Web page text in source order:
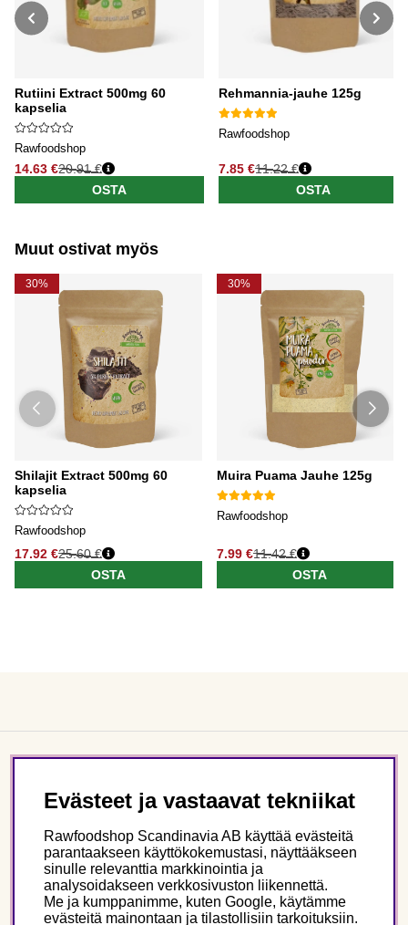
Rutiini Extract 500mg 60
kapselia
Rawfoodshop
14.63 €
Normaali hinta
20.91 €
OSTA
Rehmannia-jauhe 125g
Rawfoodshop
7.85 €
Normaali hinta
11.22 €
OSTA
Muut ostivat myös
30%
Shilajit Extract 500mg 60
kapselia
Rawfoodshop
17.92 €25.60 €
OSTA
30%
Muira Puama Jauhe 125g
Rawfoodshop
7.99 €11.42 €
OSTA
Seuraa meitä
Evästeet ja vastaavat tekniikat
Rawfoodshop Scandinavia AB käyttää evästeitä
parantaakseen käyttökokemustasi, näyttääkseen
sinulle relevanttia markkinointia ja
analysoidakseen verkkosivuston liikennettä.
Me ja kumppanimme, kuten Google, käytämme
evästeitä mainontaan ja tilastollisiin tarkoituksiin.